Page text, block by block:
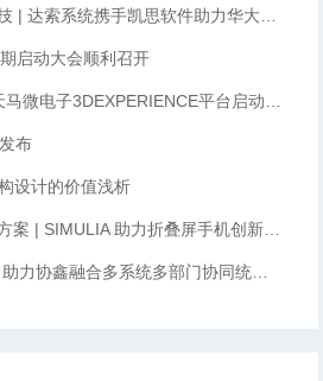
系统携手凯思软件助力华大智造数字化升级
启动大会顺利召开
子3DEXPERIENCE平台启动会顺利召开
布
设计的价值浅析
| SIMULIA 助力折叠屏手机创新设计
多部门协同统一数据化管理，完成向数字化企业转型的重要一步